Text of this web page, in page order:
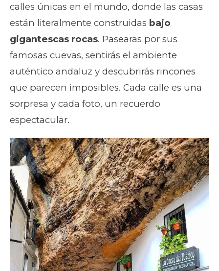
calles únicas en el mundo, donde las casas
están literalmente construidas bajo
gigantescas rocas. Pasearas por sus
famosas cuevas, sentirás el ambiente
auténtico andaluz y descubrirás rincones
que parecen imposibles. Cada calle es una
sorpresa y cada foto, un recuerdo
espectacular.